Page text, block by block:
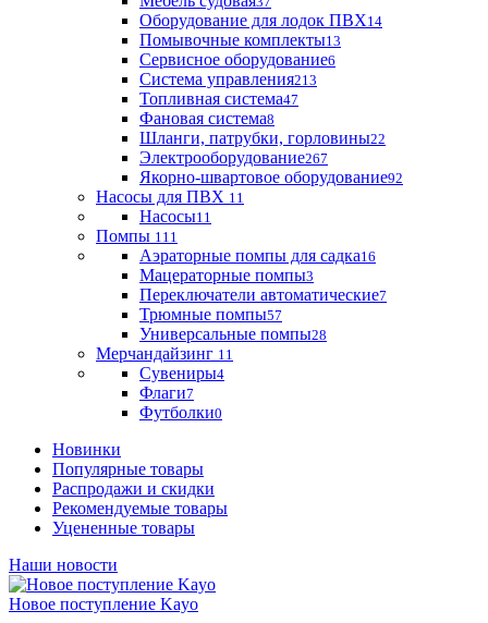
Оборудование для лодок ПВХ14
Помывочные комплекты13
Сервисное оборудование6
Система управления213
Топливная система47
Фановая система8
Шланги, патрубки, горловины22
Электрооборудование267
Якорно-швартовое оборудование92
Насосы для ПВХ 11
Насосы11
Помпы 111
Аэраторные помпы для садка16
Мацераторные помпы3
Переключатели автоматические7
Трюмные помпы57
Универсальные помпы28
Мерчандайзинг 11
Сувениры4
Флаги7
Футболки0
Новинки
Популярные товары
Распродажи и скидки
Рекомендуемые товары
Уцененные товары
Наши новости
Новое поступление Kayo